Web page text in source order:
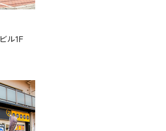
ル1F